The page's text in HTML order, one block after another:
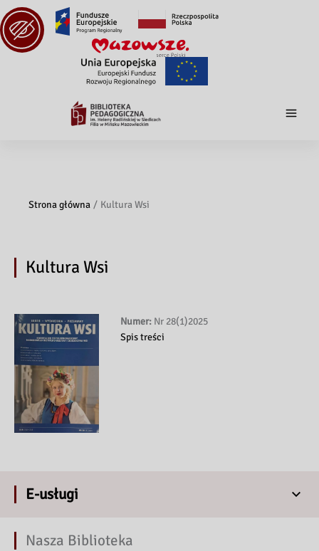
Strona główna Kultura Wsi
Kultura Wsi
Numer: Nr 28(1)2025
Spis treści
E-usługi
Nasza Biblioteka